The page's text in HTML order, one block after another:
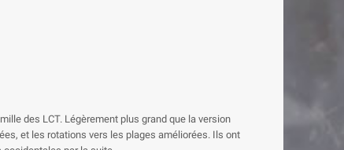
des LCT. Légèrement plus grand que la version
et les rotations vers les plages améliorées. Ils ont